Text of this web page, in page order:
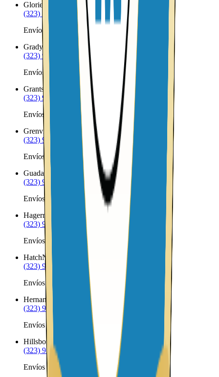
Glorieta
(323) 953-8100
Envíos a Nicaragua desde Glorieta
Grady
(323) 953-8100
Envíos a Nicaragua desde Grady
Grants
NM
(323) 953-8100
Envíos a Nicaragua desde Grants
Grenville
(323) 953-8100
Envíos a Nicaragua desde Grenville
Guadalupita
(323) 953-8100
Envíos a Nicaragua desde Guadalupita
Hagerman
(323) 953-8100
Envíos a Nicaragua desde Hagerman
HatchNM
(323) 953-8100
Envíos a Nicaragua desde Hatch
Hernandez
(323) 953-8100
Envíos a Nicaragua desde Hernandez
Hillsboro
NM
(323) 953-8100
Envíos a Nicaragua desde Hillsboro